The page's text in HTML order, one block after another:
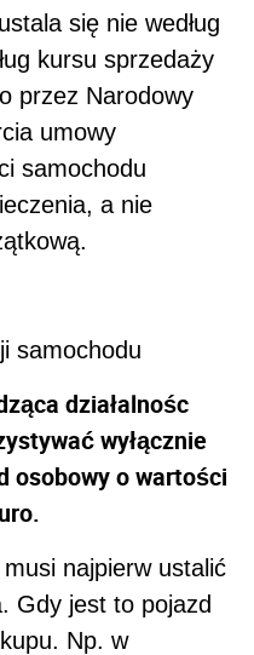
się nie według
kursu sprzedaży
przez Narodowy
umowy
samochodu
a nie
samochodu
działalnośc
wyłącznie
osobowy o wartości
najpierw ustalić
Gdy jest to pojazd
Np. w